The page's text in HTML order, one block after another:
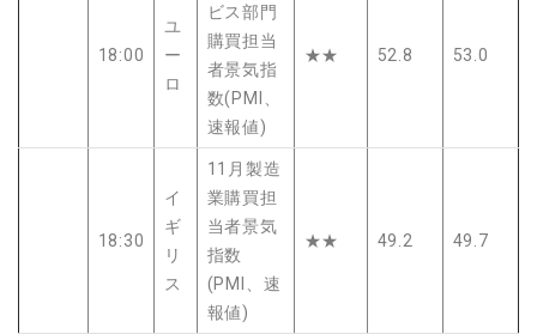
18:00
ユ
ー
ロ
ビス部門
購買担当
者景気指
数(PMI、
速報値)
★★ 52.8 53.0
18:30
イ
ギ
リ
ス
11月製造
業購買担
当者景気
指数
(PMI、速
報値)
★★ 49.2 49.7